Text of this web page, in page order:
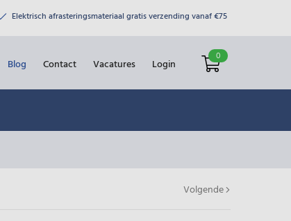
Elektrisch afrasteringsmateriaal gratis verzending vanaf €75
0
Login
Blog Contact Vacatures
Volgende